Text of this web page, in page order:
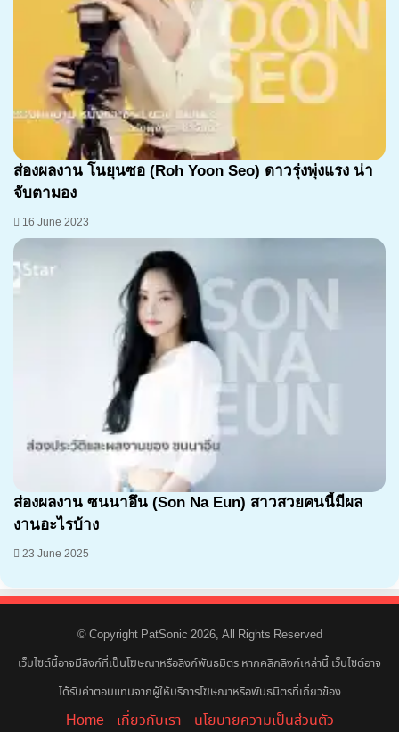
ส่องผลงาน โนยุนซอ (Roh Yoon Seo) ดาวรุ่งพุ่งแรง น่า
จับตามอง
16 June 2023
ส่องผลงาน ซนนาอึน (Son Na Eun) สาวสวยคนนี้มีผล
งานอะไรบ้าง
23 June 2025
© Copyright PatSonic 2026, All Rights Reserved
เว็บไซต์นี้อาจมีลิงก์ที่เป็นโฆษณาหรือลิงก์พันธมิตร หากคลิกลิงก์เหล่านี้ เว็บไซต์อาจ
ได้รับค่าตอบแทนจากผู้ให้บริการโฆษณาหรือพันธมิตรที่เกี่ยวข้อง
Home เกี่ยวกับเรา นโยบายความเป็นส่วนตัว